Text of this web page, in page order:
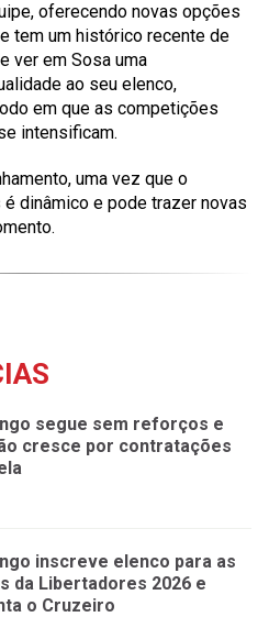
oferecendo novas opções
tem um histórico recente de
ver em Sosa uma
ao seu elenco,
em que as competições
intensificam.
uma vez que o
dinâmico e pode trazer novas
segue sem reforços e
cresce por contratações
inscreve elenco para as
da Libertadores 2026 e
o Cruzeiro